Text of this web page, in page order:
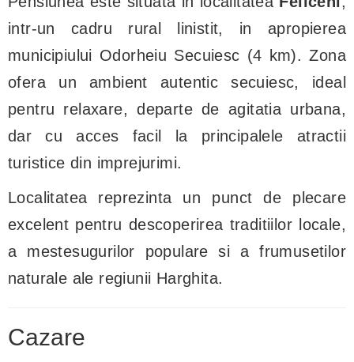
intr-un cadru rural linistit, in apropierea
municipiului Odorheiu Secuiesc (4 km). Zona
ofera un ambient autentic secuiesc, ideal
pentru relaxare, departe de agitatia urbana,
dar cu acces facil la principalele atractii
turistice din imprejurimi.
Localitatea reprezinta un punct de plecare
excelent pentru descoperirea traditiilor locale,
a mestesugurilor populare si a frumusetilor
naturale ale regiunii Harghita.
Cazare